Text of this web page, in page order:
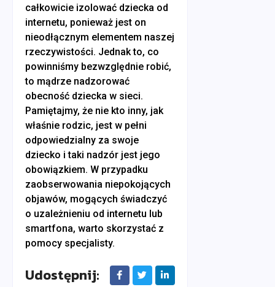
całkowicie izolować dziecka od
internetu, ponieważ jest on
nieodłącznym elementem naszej
rzeczywistości. Jednak to, co
powinniśmy bezwzględnie robić,
to mądrze nadzorować
obecność dziecka w sieci.
Pamiętajmy, że nie kto inny, jak
właśnie rodzic, jest w pełni
odpowiedzialny za swoje
dziecko i taki nadzór jest jego
obowiązkiem. W przypadku
zaobserwowania niepokojących
objawów, mogących świadczyć
o uzależnieniu od internetu lub
smartfona, warto skorzystać z
pomocy specjalisty.
Udostępnij: